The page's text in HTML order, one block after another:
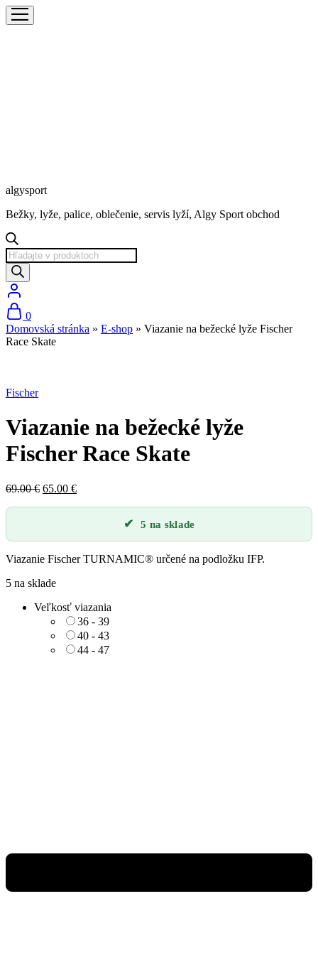
algysport
Bežky, lyže, palice, oblečenie, servis lyží, Algy Sport obchod
Products
search
0
Domovská stránka » E-shop » Viazanie na bežecké lyže Fischer
Race Skate
Fischer
Viazanie na bežecké lyže
Fischer Race Skate
69.00€ Pôvodná
65.00 €Aktuálna
5 na sklade
Viazanie Fischer TURNAMIC® určené na podložku IFP.
5 na sklade
Veľkosť viazania
36 - 39
40 - 43
44 - 47